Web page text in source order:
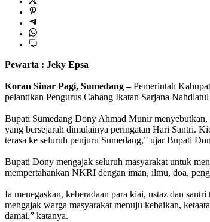
Pewarta : Jeky Epsa
‎Koran Sinar Pagi, Sumedang –Pemerintah
pelantikan Pengurus Cabang Ikatan Sarjana
‎Bupati Sumedang Dony Ahmad Munir
yang bersejarah dimulainya peringatan Hari Santri.
terasa ke seluruh penjuru Sumedang,” ujar Bupati
‎Bupati Dony mengajak seluruh masyarakat untuk
mempertahankan NKRI dengan iman, ilmu, doa,
‎Ia menegaskan, keberadaan para kiai, ustaz dan
mengajak warga masyarakat menuju kebaikan,
damai,” katanya.